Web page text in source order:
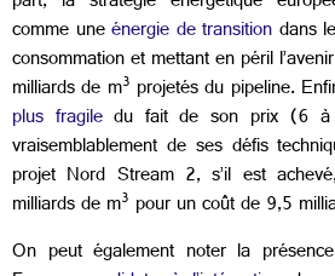
comme uneénergie de transitiondans
consommation et mettant en péril
milliards de m3 projetés du pipeline.
plus fragiledu fait de son prix (6 à
vraisemblablement de ses défis
projet Nord Stream 2, s’il est
milliards de m3 pour un coût de 9,5
On peut également noter la